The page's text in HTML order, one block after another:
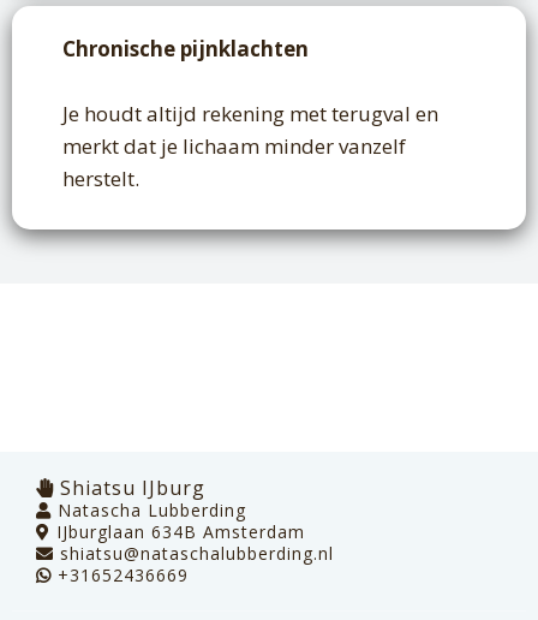
Chronische pijnklachten
Je houdt altijd rekening met terugval en
merkt dat je lichaam minder vanzelf
herstelt.
Shiatsu IJburg
Natascha Lubberding
IJburglaan 634B Amsterdam
shiatsu@nataschalubberding.nl
+31652436669